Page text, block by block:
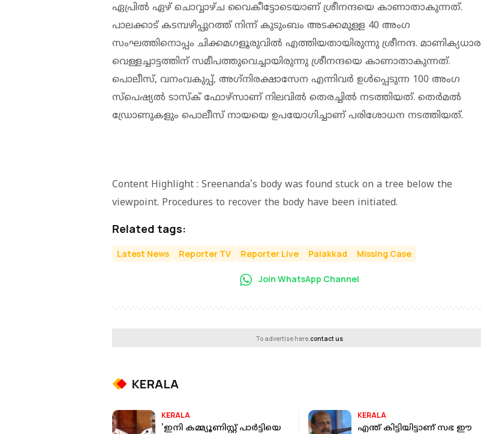
ഏപ്രില്‍ ഏഴ് ചൊവ്വാഴ്ച വൈകീട്ടോടെയാണ് ശ്രീനന്ദയെ കാണാതാകുന്നത്.
പാലക്കാട് കടമ്പഴിപ്പുറത്ത് നിന്ന് കുടുംബം അടക്കമുള്ള 40 അംഗ
സംഘത്തിനൊപ്പം ചിക്കമഗളൂരുവില്‍ എത്തിയതായിരുന്നു ശ്രീനന്ദ. മാണിക്യധാര
വെള്ളച്ചാട്ടത്തിന് സമീപത്തുവെച്ചായിരുന്നു ശ്രീനന്ദയെ കാണാതാകുന്നത്.
പൊലീസ്, വനംവകുപ്പ്, അഗ്‌നിരക്ഷാസേന എന്നിവര്‍ ഉള്‍പ്പെടുന്ന 100 അംഗ
സ്‌പെഷ്യല്‍ ടാസ്‌ക് ഫോഴ്സാണ് നിലവില്‍ തെരച്ചില്‍ നടത്തിയത്. തെര്‍മല്‍
ഡ്രോണുകളും പൊലീസ് നായയെ ഉപയോഗിച്ചാണ് പരിശോധന നടത്തിയത്.
Content Highlight : Sreenanda’s body was found stuck on a tree below the
viewpoint. Procedures to recover the body have been initiated.
Related tags:
Latest News Reporter TV Reporter Live Palakkad Missing Case
Join WhatsApp Channel
To advertise here,contact us
KERALA
KERALA
'ഇനി കമ്മ്യൂണിസ്റ്റ് പാർട്ടിയെ
KERALA
എന്ത് കിട്ടിയിട്ടാണ് സഭ ഈ